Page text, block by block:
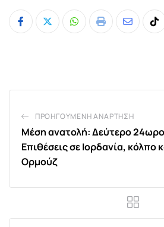
Whatsapp
Print
Share
ΠΡΟΗΓΟΎΜΕΝΗ ΑΝΆΡΤΗΣΗ
Μέση ανατολή: Δεύτερο
Επιθέσεις σε Ιορδανία, κόλπο
Ορμούζ